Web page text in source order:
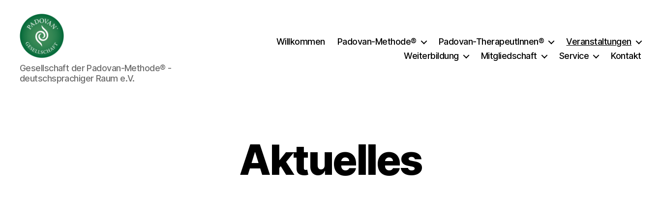
Gesellschaft
der
Padovan-
Gesellschaft der Padovan-Methode® -
deutschsprachiger Raum e.V.
Willkommen Padovan-Methode® Padovan-TherapeutInnen®
Veranstaltungen
Weiterbildung
Mitgliedschaft Service Kontakt
Aktuelles